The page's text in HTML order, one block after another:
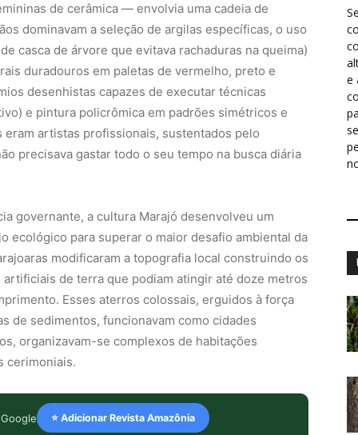
de cerâmica — envolvia uma cadeia de
dominavam a seleção de argilas específicas, o uso
casca de árvore que evitava rachaduras na queima)
duradouros em paletas de vermelho, preto e
desenhistas capazes de executar técnicas
e pintura policrômica em padrões simétricos e
artistas profissionais, sustentados pelo
precisava gastar todo o seu tempo na busca diária
governante, a cultura Marajó desenvolveu um
ecológico para superar o maior desafio ambiental da
modificaram a topografia local construindo os
de terra que podiam atingir até doze metros
Esses aterros colossais, erguidos à força
de sedimentos, funcionavam como cidades
organizavam-se complexos de habitações
cerimoniais.
⭐ Adicionar Revista Amazônia
e